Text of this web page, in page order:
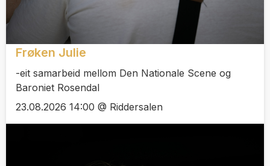
Frøken Julie
-eit samarbeid mellom Den Nationale Scene og
Baroniet Rosendal
23.08.2026 14:00 @ Riddersalen